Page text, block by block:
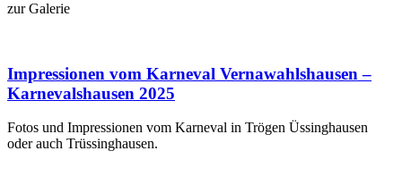
zur Galerie
Impressionen vom Karneval Vernawahlshausen –
Karnevalshausen 2025
Fotos und Impressionen vom Karneval in Trögen Üssinghausen
oder auch Trüssinghausen.